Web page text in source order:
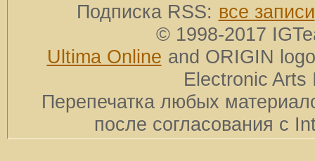
Подписка RSS: все записи
© 1998-2017
Ultima Online and ORIGIN
Electronic Arts
Перепечатка любых
после согласования с